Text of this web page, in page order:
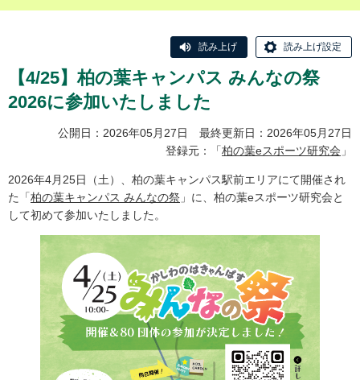
読み上げ 読み上げ設定
【4/25】柏の葉キャンパス みんなの祭
2026に参加いたしました
公開日：2026年05月27日 最終更新日：2026年05月27日
登録元：「柏の葉eスポーツ研究会 」
2026年4月25日（土）、柏の葉キャンパス駅前エリアにて開催され
た「柏の葉キャンパス みんなの祭 」に、柏の葉eスポーツ研究会と
して初めて参加いたしました。